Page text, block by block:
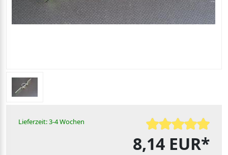
Lieferzeit: 3-4 Wochen
8,14 EUR*